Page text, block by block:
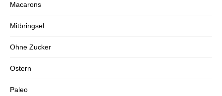
Macarons
Mitbringsel
Ohne Zucker
Ostern
Paleo